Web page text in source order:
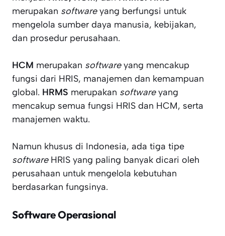
merupakan softwareyang berfungsi untuk
mengelola sumber daya manusia, kebijakan,
dan prosedur perusahaan.
HCM merupakan softwareyang mencakup
fungsi dari HRIS, manajemen dan kemampuan
global. HRMS merupakan softwareyang
mencakup semua fungsi HRIS dan HCM, serta
manajemen waktu.
Namun khusus di Indonesia, ada tiga tipe
software HRIS yang paling banyak dicari oleh
perusahaan untuk mengelola kebutuhan
berdasarkan fungsinya.
Software Operasional